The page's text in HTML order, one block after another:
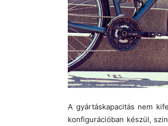
A gyártáskapacitás nem
konfigurációban készül,